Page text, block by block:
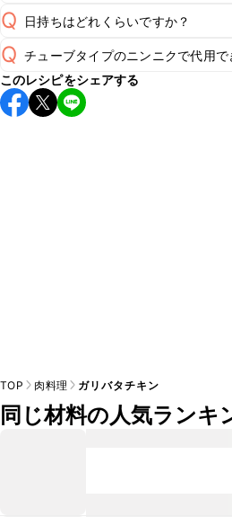
A
Q 日持ちはどれくらいですか？
A
保存期間は冷蔵で翌日中が目安です
し上がりください。
※日持ちは目安です。
Q チューブタイプのニンニクで代用で
A
チューブタイプのニンニクを使用し
す。小さじ2を目安に加え、お好み
このレシピをシェアする
TOP 肉料理 ガリバタチキン
同じ材料の人気ランキ